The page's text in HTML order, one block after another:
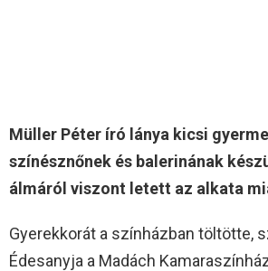
Müller Péter író lánya kicsi
színésznőnek és balerinának
álmáról viszont letett az alkata
Gyerekkorát a színházban töltötte,
Édesanyja a Madách